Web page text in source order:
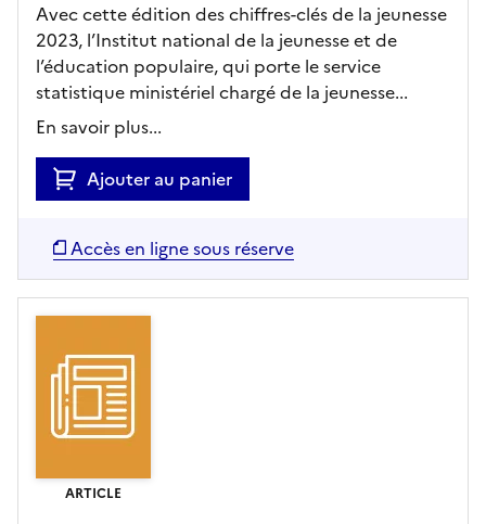
Avec cette édition des chiffres-clés de la jeunesse
2023, l’Institut national de la jeunesse et de
l’éducation populaire, qui porte le service
statistique ministériel chargé de la jeunesse...
En savoir plus...
Ajouter au panier
Accès en ligne sous réserve
ARTICLE